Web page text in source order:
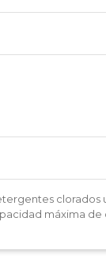
clorados
máxima de